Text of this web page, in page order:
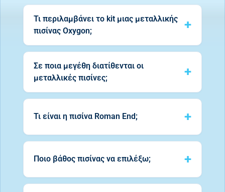
Τι περιλαμβάνει το kit μιας μεταλλικής
πισίνας Oxygon;
Σε ποια μεγέθη διατίθενται οι
μεταλλικές πισίνες;
Τι είναι η πισίνα Roman End;
Ποιο βάθος πισίνας να επιλέξω;